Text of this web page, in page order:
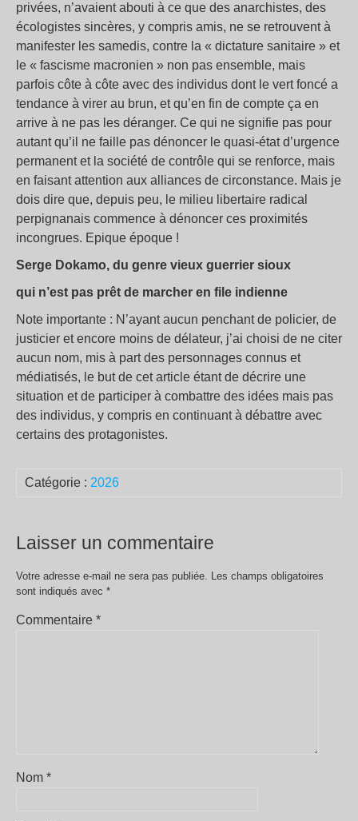
privées, n’avaient abouti à ce que des anarchistes, des
écologistes sincères, y compris amis, ne se retrouvent à
manifester les samedis, contre la « dictature sanitaire » et
le « fascisme macronien » non pas ensemble, mais
parfois côte à côte avec des individus dont le vert foncé a
tendance à virer au brun, et qu’en fin de compte ça en
arrive à ne pas les déranger. Ce qui ne signifie pas pour
autant qu’il ne faille pas dénoncer le quasi-état d’urgence
permanent et la société de contrôle qui se renforce, mais
en faisant attention aux alliances de circonstance. Mais je
dois dire que, depuis peu, le milieu libertaire radical
perpignanais commence à dénoncer ces proximités
incongrues. Epique époque !
Serge Dokamo, du genre vieux guerrier sioux
qui n’est pas prêt de marcher en file indienne
Note importante : N’ayant aucun penchant de policier, de
justicier et encore moins de délateur, j’ai choisi de ne citer
aucun nom, mis à part des personnages connus et
médiatisés, le but de cet article étant de décrire une
situation et de participer à combattre des idées mais pas
des individus, y compris en continuant à débattre avec
certains des protagonistes.
Catégorie : 2026
Laisser un commentaire
Votre adresse e-mail ne sera pas publiée. Les champs obligatoires
sont indiqués avec *
Commentaire *
Nom *